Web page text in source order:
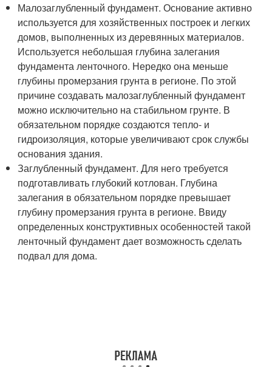
Малозаглубленный фундамент. Основание активно
используется для хозяйственных построек и легких
домов, выполненных из деревянных материалов.
Используется небольшая глубина залегания
фундамента ленточного. Нередко она меньше
глубины промерзания грунта в регионе. По этой
причине создавать малозаглубленный фундамент
можно исключительно на стабильном грунте. В
обязательном порядке создаются тепло- и
гидроизоляция, которые увеличивают срок службы
основания здания.
Заглубленный фундамент. Для него требуется
подготавливать глубокий котлован. Глубина
залегания в обязательном порядке превышает
глубину промерзания грунта в регионе. Ввиду
определенных конструктивных особенностей такой
ленточный фундамент дает возможность сделать
подвал для дома.